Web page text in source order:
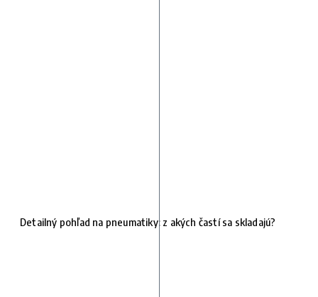
Detailný pohľad na pneumatiky: z akých častí sa skladajú?